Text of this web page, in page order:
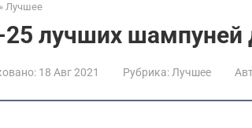
» Лучшее
25 лучших шампуней
18 Авг 2021 Рубрика: Лучшее